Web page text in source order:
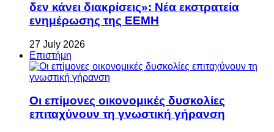
δεν κάνει διακρίσεις»: Νέα εκστρατεία
ενημέρωσης της ΕΕΜΗ
27 July 2026
Επιστήμη
Οι επίμονες οικονομικές δυσκολίες
επιταχύνουν τη γνωστική γήρανση